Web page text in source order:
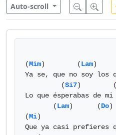
Auto-scroll
(Mim)        (Lam)
Ya se, que no soy los
         (
Si7)        (
Lo que ésperabas de
       (
Lam)      (Do)
(Mi)
Que ya casi prefieres